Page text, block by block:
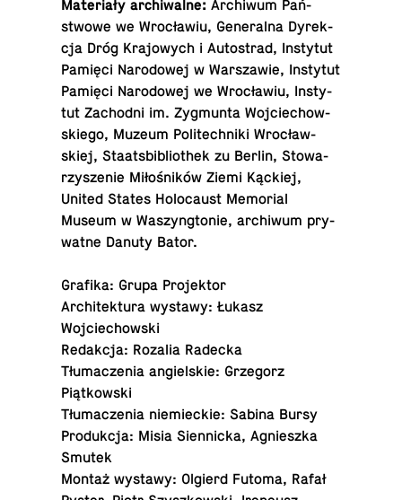
Ma­te­ria­ły archiwalne: Ar­chi­wum Pań­
stwo­we we Wro­cła­wiu, Ge­ne­ral­na Dy­rek­
cja Dróg Kra­jo­wych i Au­to­strad, In­sty­tut
Pamięci Na­ro­do­wej w War­sza­wie, In­sty­tut
Pamięci Na­ro­do­wej we Wro­cła­wiu, In­sty­
tut Za­chod­ni im. Zyg­mun­ta Woj­cie­chow­
skie­go, Muzeum Po­li­tech­ni­ki Wro­cław­
skiej, Sta­ats­bi­blio­thek zu Berlin, Sto­wa­
rzy­sze­nie Mi­ło­śni­ków Ziemi Kąckiej,
United States Ho­lo­caust Me­mo­rial
Museum w Wa­szyng­to­nie, ar­chi­wum pry­
wat­ne Danuty Bator.
Grafika: Grupa Projektor
Ar­chi­tek­tu­ra wystawy: Łukasz
Wojciechowski
Re­dak­cja: Rozalia Radecka
Tłu­ma­cze­nia an­giel­skie: Grze­gorz
Piątkowski
Tłu­ma­cze­nia nie­miec­kie: Sabina Bursy
Pro­duk­cja: Misia Sien­nic­ka, Agniesz­ka
Smutek
Montaż wystawy: Olgierd Futoma, Rafał